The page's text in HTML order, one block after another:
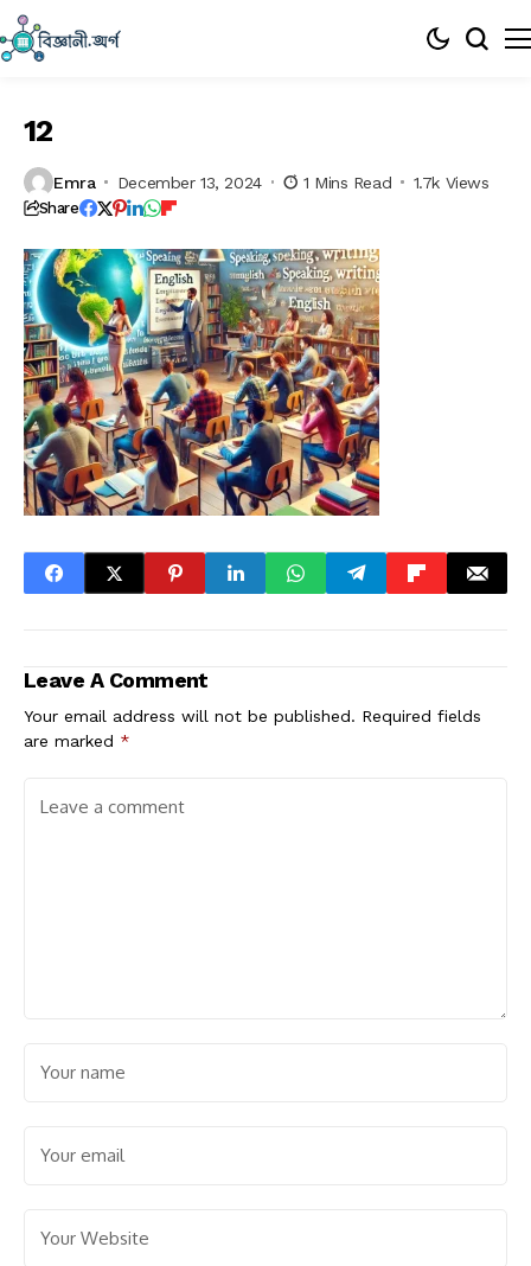
12
Emra December 13, 2024 1 Mins Read 1.7k Views
Share
Leave A Comment
Your email address will not be published. Required fields
are marked *